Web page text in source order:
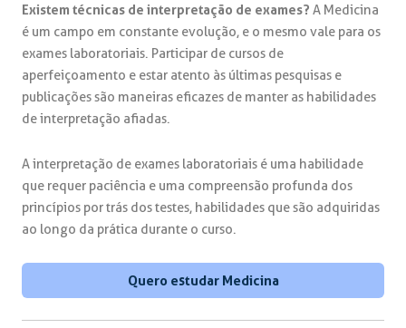
Existem técnicas de interpretação de exames? A Medicina
é um campo em constante evolução, e o mesmo vale para os
exames laboratoriais. Participar de cursos de
aperfeiçoamento e estar atento às últimas pesquisas e
publicações são maneiras eficazes de manter as habilidades
de interpretação afiadas.
A interpretação de exames laboratoriais é uma habilidade
que requer paciência e uma compreensão profunda dos
princípios por trás dos testes, habilidades que são adquiridas
ao longo da prática durante o curso.
Quero estudar Medicina